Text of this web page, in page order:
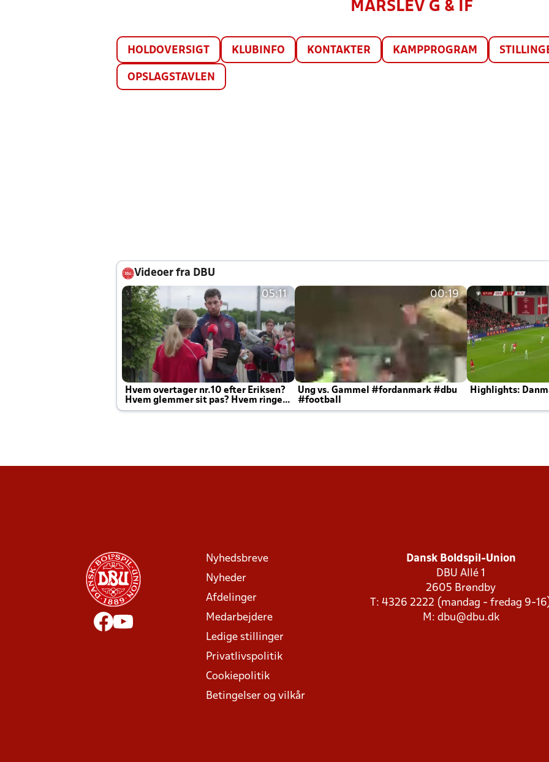
MARSLEV G & IF
HOLDOVERSIGT KLUBINFO KONTAKTER KAMPPROGRAM
OPSLAGSTAVLEN
Videoer fra DBU
05:11
Hvem overtager nr.10 efter Eriksen?
Hvem glemmer sit pas? Hvem ringer
Joachim altid til efter kampe?
00:19
Ung vs. Gammel #fordanmark #dbu
#football
Highlights:
Nyhedsbreve
Nyheder
Afdelinger
Medarbejdere
Ledige stillinger
Privatlivspolitik
Cookiepolitik
Betingelser og vilkår
Dansk Boldspil-Union
DBU Allé 1
2605 Brøndby
T: 4326 2222 (mandag - fredag 9-
M: dbu@dbu.dk